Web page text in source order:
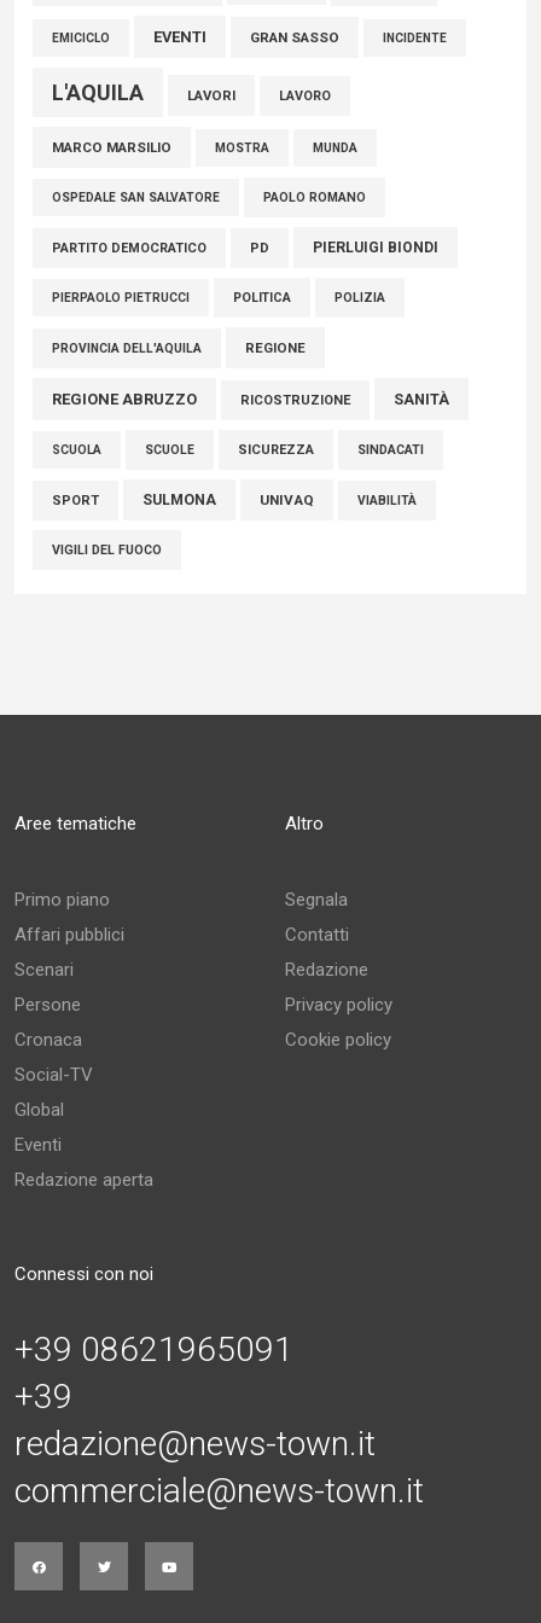
EMICICLO EVENTI GRAN SASSO INCIDENTE
L'AQUILA LAVORI LAVORO
MARCO MARSILIO MOSTRA MUNDA
OSPEDALE SAN SALVATORE PAOLO ROMANO
PARTITO DEMOCRATICO PD PIERLUIGI BIONDI
PIERPAOLO PIETRUCCI POLITICA POLIZIA
PROVINCIA DELL'AQUILA REGIONE
REGIONE ABRUZZO RICOSTRUZIONE SANITÀ
SCUOLA SCUOLE SICUREZZA SINDACATI
SPORT SULMONA UNIVAQ VIABILITÀ
VIGILI DEL FUOCO
Aree tematiche
Primo piano
Affari pubblici
Scenari
Persone
Cronaca
Social-TV
Global
Eventi
Redazione aperta
Altro
Segnala
Contatti
Redazione
Privacy policy
Cookie policy
Connessi con noi
+39 08621965091
+39
redazione@news-town.it
commerciale@news-town.it